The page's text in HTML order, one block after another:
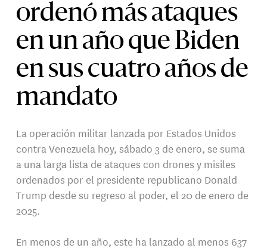
ordenó más ataques
en un año que Biden
en sus cuatro años de
mandato
La operación militar lanzada por Estados Unidos
contra Venezuela hoy, sábado 3 de enero, se suma
a una larga lista de ataques con drones y misiles
ordenados por el presidente republicano Donald
Trump desde su regreso al poder, el 20 de enero de
2025.
En menos de un año, este ha lanzado al menos 637